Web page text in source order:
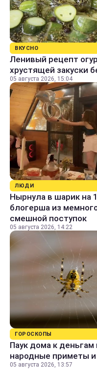
ВКУСНО
Ленивый рецепт
хрустящей закуски
05 августа 2026, 15:04
ЛЮДИ
Нырнула в шарик на
блогерша из
смешной поступок
05 августа 2026, 14:22
ГОРОСКОПЫ
Паук дома к
народные приметы и
05 августа 2026, 13:57